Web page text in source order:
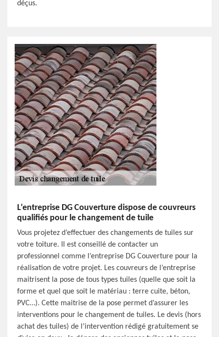
déçus.
L’entreprise DG Couverture dispose de couvreurs
qualifiés pour le changement de tuile
Vous projetez d’effectuer des changements de tuiles sur
votre toiture. Il est conseillé de contacter un
professionnel comme l’entreprise DG Couverture pour la
réalisation de votre projet. Les couvreurs de l’entreprise
maitrisent la pose de tous types tuiles (quelle que soit la
forme et quel que soit le matériau : terre cuite, béton,
PVC…). Cette maitrise de la pose permet d’assurer les
interventions pour le changement de tuiles. Le devis (hors
achat des tuiles) de l’intervention rédigé gratuitement se